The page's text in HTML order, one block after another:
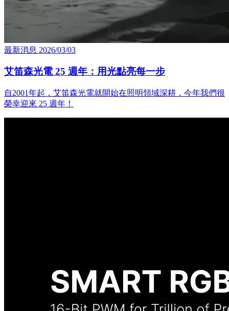
最新消息 2026/03/03
艾笛森光電 25 週年：用光點亮每一步
自2001年起，艾笛森光電就開始在照明領域深耕，今年我們很
榮幸迎來 25 週年！